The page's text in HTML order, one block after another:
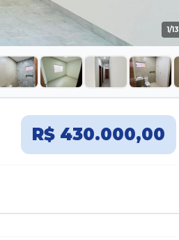
1/13
R$ 430.000,00